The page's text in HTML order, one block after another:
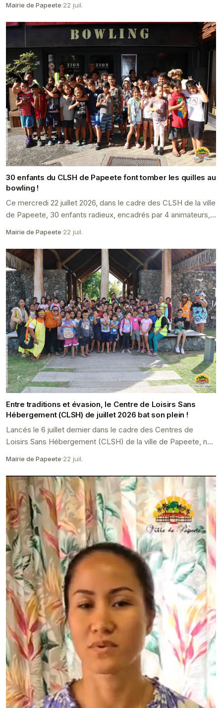
Mairie de Papeete·22 juil.
30 enfants du CLSH de Papeete font tomber les quilles au
bowling !
Ce mercredi 22 juillet 2026, dans le cadre des CLSH de la ville
de Papeete, 30 enfants radieux, encadrés par 4 animateurs,
Mairie de Papeete·22 juil.
Entre traditions et évasion, le Centre de Loisirs Sans
Hébergement (CLSH) de juillet 2026 bat son plein !
Lancés le 6 juillet dernier dans le cadre des Centres de
Loisirs Sans Hébergement (CLSH) de la ville de Papeete, nos
Mairie de Papeete·22 juil.